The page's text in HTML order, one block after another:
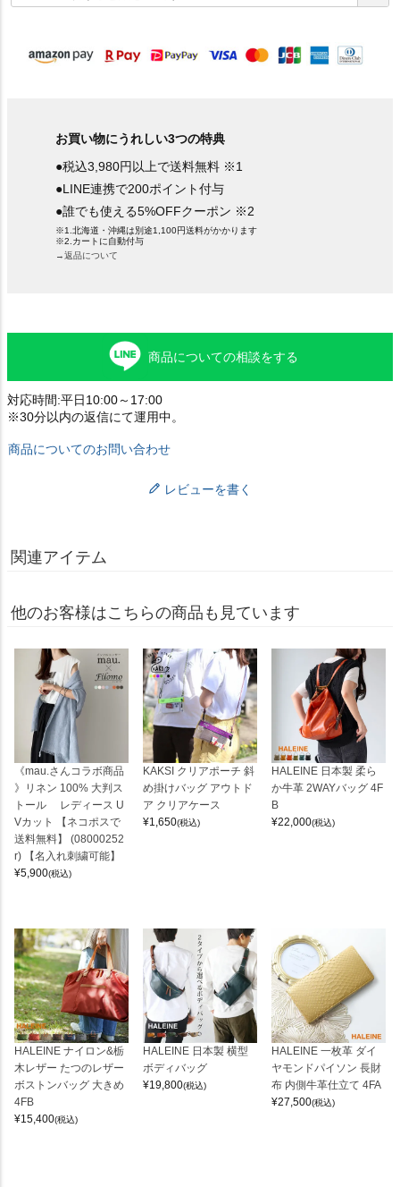
須
お買い物にうれしい3つの特典
●税込3,980円以上で送料無料 ※1
●LINE連携で200ポイント付与
●誰でも使える5%OFFクーポン ※2
※1.北海道・沖縄は別途1,100円送料がかかります
※2.カートに自動付与
→返品について
商品についての相談をする
対応時間:平日10:00～17:00
※30分以内の返信にて運用中。
商品についてのお問い合わせ
レビューを書く
関連アイテム
他のお客様はこちらの商品も見ています
《mau.さんコラボ商品
》リネン 100% 大判ス
トール レディース U
Vカット 【ネコポスで
送料無料】 (08000252
r) 【名入れ刺繍可能】
¥5,900(税込)
KAKSI クリアポーチ 斜
め掛けバッグ アウトド
ア クリアケース
¥1,650(税込)
HALEINE 日本製 柔ら
か牛革 2WAYバッグ 4F
B
¥22,000(税込)
HALEINE ナイロン&栃
木レザー たつのレザー
ボストンバッグ 大きめ
4FB
¥15,400(税込)
HALEINE 日本製 横型
ボディバッグ
¥19,800(税込)
HALEINE 一枚革 ダイ
ヤモンドパイソン 長財
布 内側牛革仕立て 4FA
¥27,500(税込)